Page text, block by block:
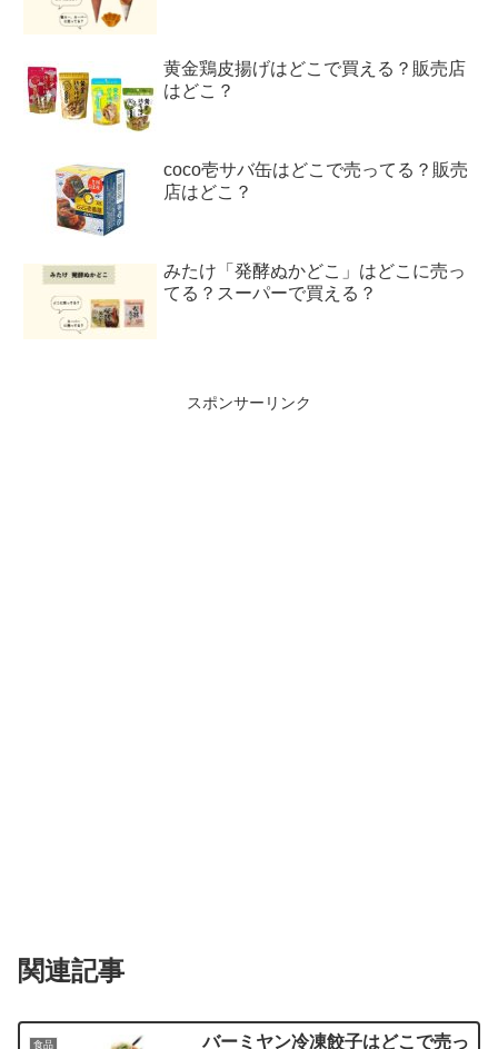
黄金鶏皮揚げはどこで買える？販売店
はどこ？
coco壱サバ缶はどこで売ってる？販売
店はどこ？
みたけ「発酵ぬかどこ」はどこに売っ
てる？スーパーで買える？
スポンサーリンク
関連記事
食品 バーミヤン冷凍餃子はどこで売っ